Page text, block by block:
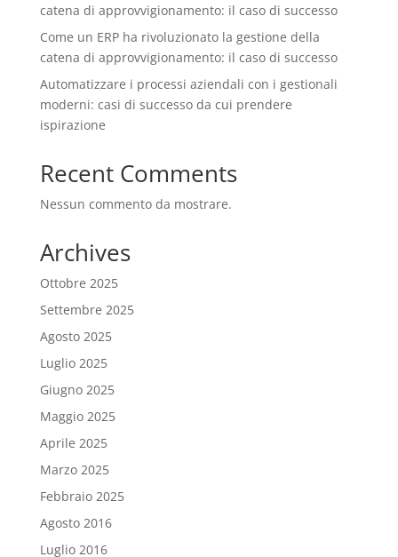
catena di approvvigionamento: il caso di successo
Come un ERP ha rivoluzionato la gestione della
catena di approvvigionamento: il caso di successo
Automatizzare i processi aziendali con i gestionali
moderni: casi di successo da cui prendere
ispirazione
Recent Comments
Nessun commento da mostrare.
Archives
Ottobre 2025
Settembre 2025
Agosto 2025
Luglio 2025
Giugno 2025
Maggio 2025
Aprile 2025
Marzo 2025
Febbraio 2025
Agosto 2016
Luglio 2016